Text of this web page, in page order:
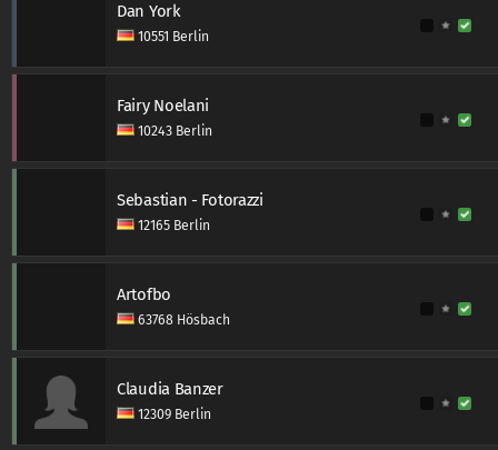
Dan York
10551 Berlin
Fairy Noelani
10243 Berlin
Sebastian - Fotorazzi
12165 Berlin
Artofbo
63768 Hösbach
Claudia Banzer
12309 Berlin